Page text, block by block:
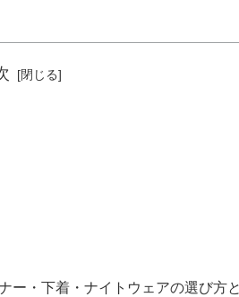
ー・下着・ナイトウェアの選び方